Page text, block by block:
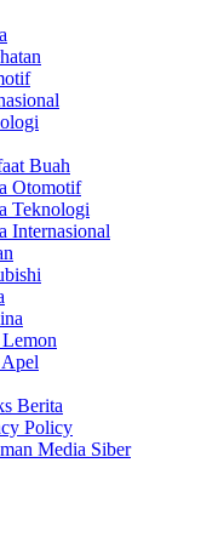
Buah
Otomotif
Teknologi
Internasional
Berita
Policy
Media Siber